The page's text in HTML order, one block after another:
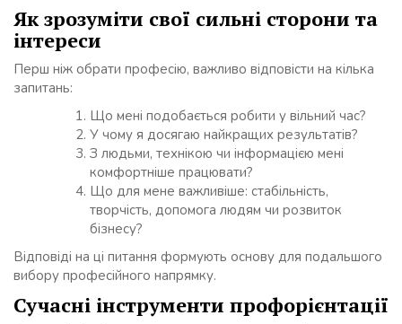
Як зрозуміти свої сильні сторони та
інтереси
Перш ніж обрати професію, важливо відповісти на кілька
запитань:
Що мені подобається робити у вільний час?
У чому я досягаю найкращих результатів?
З людьми, технікою чи інформацією мені
комфортніше працювати?
Що для мене важливіше: стабільність,
творчість, допомога людям чи розвиток
бізнесу?
Відповіді на ці питання формують основу для подальшого
вибору професійного напрямку.
Сучасні інструменти профорієнтації